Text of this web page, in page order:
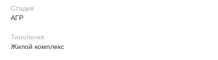
Стадия
АГР
Типология
Жилой комплекс